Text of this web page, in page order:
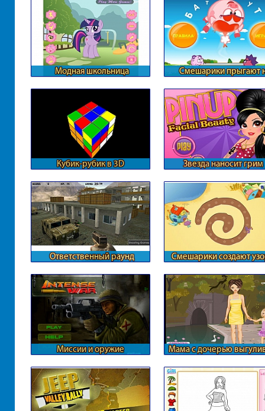
Модная школьница
Смешарики прыгают
Кубик-рубик в 3D Звезда наносит грим
Ответственный раунд
Смешарики создают
Миссии и оружие
Мама с дочерью